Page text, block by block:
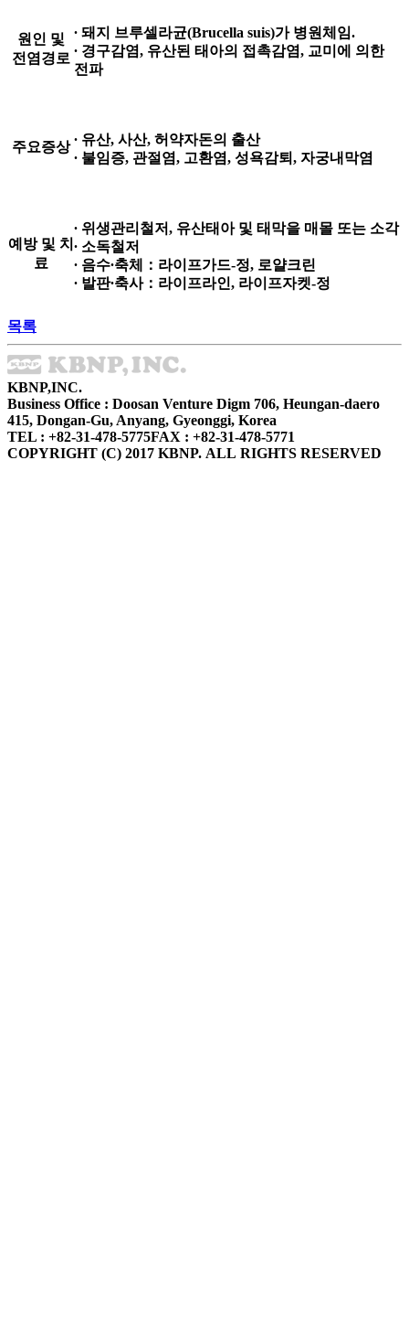
원인 및
전염경로
∙ 돼지 브루셀라균(Brucella suis)가 병원체임.
∙ 경구감염, 유산된 태아의 접촉감염, 교미에 의한
전파
주요증상 ∙ 유산, 사산, 허약자돈의 출산
∙ 불임증, 관절염, 고환염, 성욕감퇴, 자궁내막염
예방 및 치
료
∙ 위생관리철저, 유산태아 및 태막을 매몰 또는 소각
∙ 소독철저
∙ 음수∙축체：라이프가드-정, 로얄크린
∙ 발판∙축사：라이프라인, 라이프자켓-정
목록
KBNP,INC.
Business Office : Doosan Venture Digm 706, Heungan-daero
415, Dongan-Gu, Anyang, Gyeonggi, Korea
TEL : +82-31-478-5775FAX : +82-31-478-5771
COPYRIGHT (C) 2017 KBNP. ALL RIGHTS RESERVED